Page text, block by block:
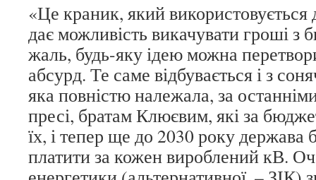
«Це краник, який використовується
дає можливість викачувати гроші з
жаль, будь-яку ідею можна
абсурд. Те саме відбувається і з
яка повністю належала, за
пресі, братам Клюєвим, які за
їх, і тепер ще до 2030 року держава
платити за кожен вироблений кВ.